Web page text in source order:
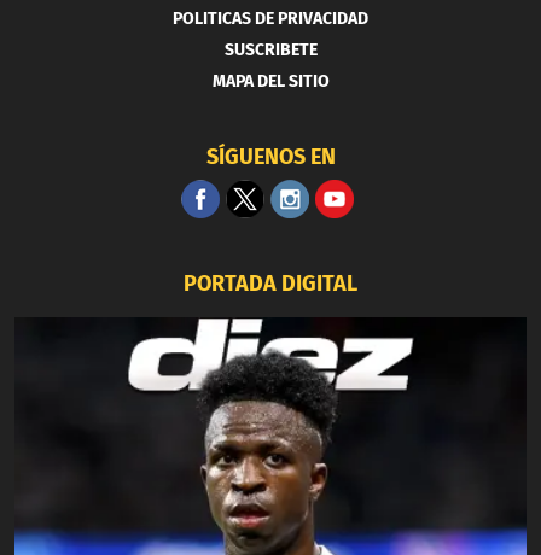
POLITICAS DE PRIVACIDAD
SUSCRIBETE
MAPA DEL SITIO
SÍGUENOS EN
PORTADA DIGITAL